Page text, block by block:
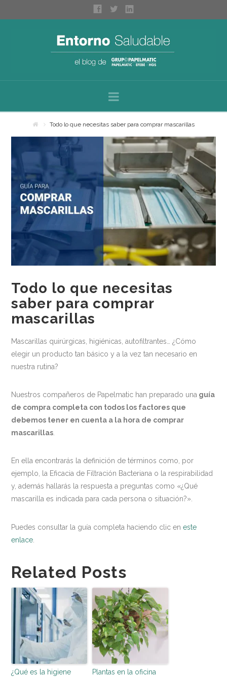
Navigation
Inicio
Sobre nosotros
Espacios saludables
Bienestar personal
Medio ambiente
Centros sanitarios
Escuelas
Oficinas
Newsletter
Contacto
Todo lo que necesitas saber para comprar mascarillas
Todo lo que necesitas
saber para comprar
mascarillas
Mascarillas quirúrgicas, higiénicas, autofiltrantes… ¿Cómo
elegir un producto tan básico y a la vez tan necesario en
nuestra rutina?
Nuestros compañeros de Papelmatic han preparado una guía
de compra completa con todos los factores que
debemos tener en cuenta a la hora de comprar
mascarillas.
En ella encontrarás la definición de términos como, por
ejemplo, la Eficacia de Filtración Bacteriana o la respirabilidad
y, además hallarás la respuesta a preguntas como «¿Qué
mascarilla es indicada para cada persona o situación?».
Puedes consultar la guía completa haciendo clic eneste
enlace
Related Posts
¿Qué es la higiene
Plantas en la oficina